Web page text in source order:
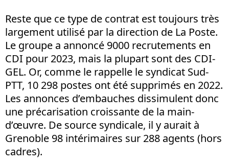
Reste que ce type de contrat est toujours très
largement utilisé par la direction de La Poste.
Le groupe a annoncé 9000 recrutements en
CDI pour 2023, mais la plupart sont des CDI-
GEL. Or, comme le rappelle le syndicat Sud-
PTT, 10 298 postes ont été supprimés en 2022.
Les annonces d’embauches dissimulent donc
une précarisation croissante de la main-
d’œuvre. De source syndicale, il y aurait à
Grenoble 98 intérimaires sur 288 agents (hors
cadres).